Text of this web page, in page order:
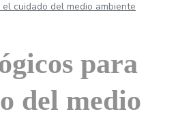
cuidado del medio ambiente
para
del medio